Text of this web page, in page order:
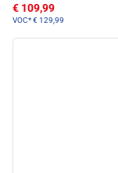
€ 109,99
VOC*€ 129,99